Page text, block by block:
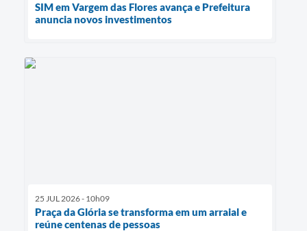
SIM em Vargem das Flores avança e Prefeitura
anuncia novos investimentos
25 JUL 2026 - 10h09
Praça da Glória se transforma em um arraial e
reúne centenas de pessoas